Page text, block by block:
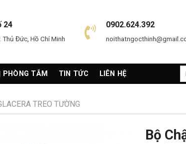
24
Thủ Đức, Hồ Chí Minh
0902.624.392
PHÒNG TẮM TIN TỨC LIÊN HỆ
TREO TƯỜNG
Bộ